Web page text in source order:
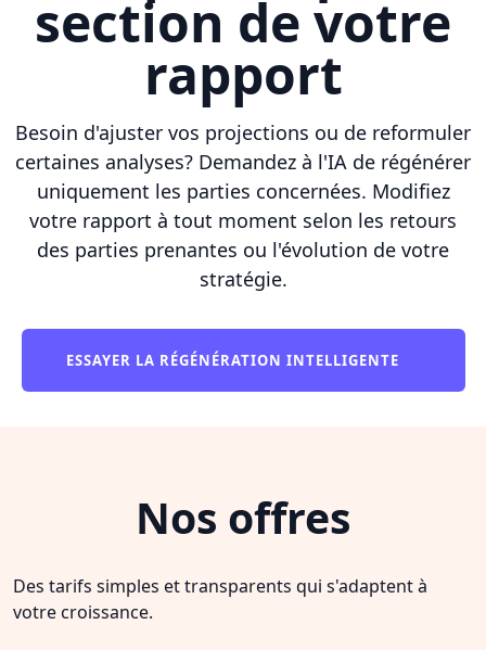
section de votre
rapport
Besoin d'ajuster vos projections ou de reformuler
certaines analyses? Demandez à l'IA de régénérer
uniquement les parties concernées. Modifiez
votre rapport à tout moment selon les retours
des parties prenantes ou l'évolution de votre
stratégie.
ESSAYER LA RÉGÉNÉRATION INTELLIGENTE
Nos offres
Des tarifs simples et transparents qui s'adaptent à
votre croissance.